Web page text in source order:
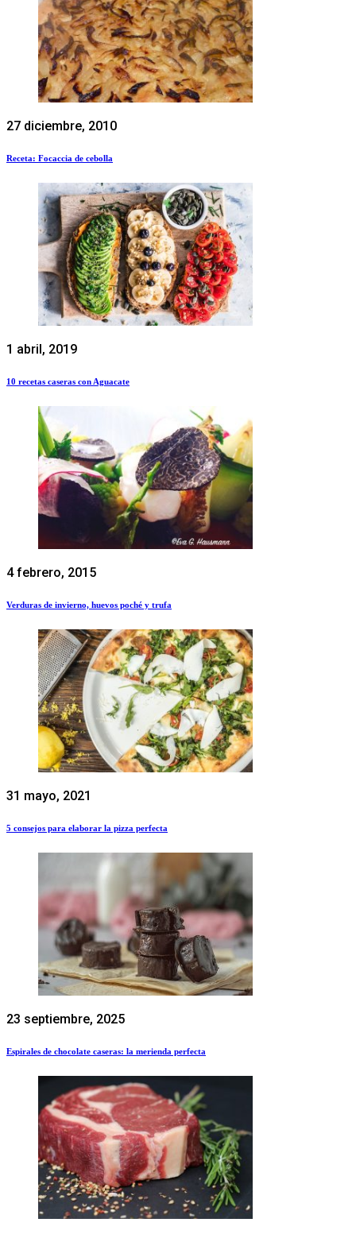
27 diciembre, 2010
Receta: Focaccia de cebolla
1 abril, 2019
10 recetas caseras con Aguacate
4 febrero, 2015
Verduras de invierno, huevos poché y trufa
31 mayo, 2021
5 consejos para elaborar la pizza perfecta
23 septiembre, 2025
Espirales de chocolate caseras: la merienda perfecta